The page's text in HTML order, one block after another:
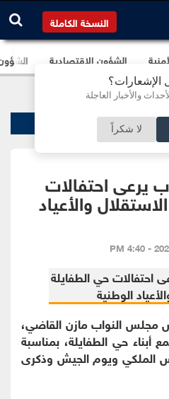
الإشعارات؟
والأخبار العاجلة
لا شكراً
النسخة الكاملة
الشؤون الإقتصادية
يرعى احتفالات
والأعياد
مجلس النواب مازن القاضي،
أبناء حي الطفايلة، بمناسبة
الملكي ويوم الجيش وذكرى